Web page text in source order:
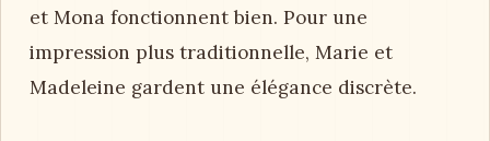
et Mona fonctionnent bien. Pour une
impression plus traditionnelle, Marie et
Madeleine gardent une élégance discrète.